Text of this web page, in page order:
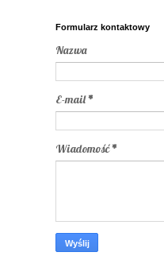
Formularz kontaktowy
Nazwa
E-mail*
Wiadomość*